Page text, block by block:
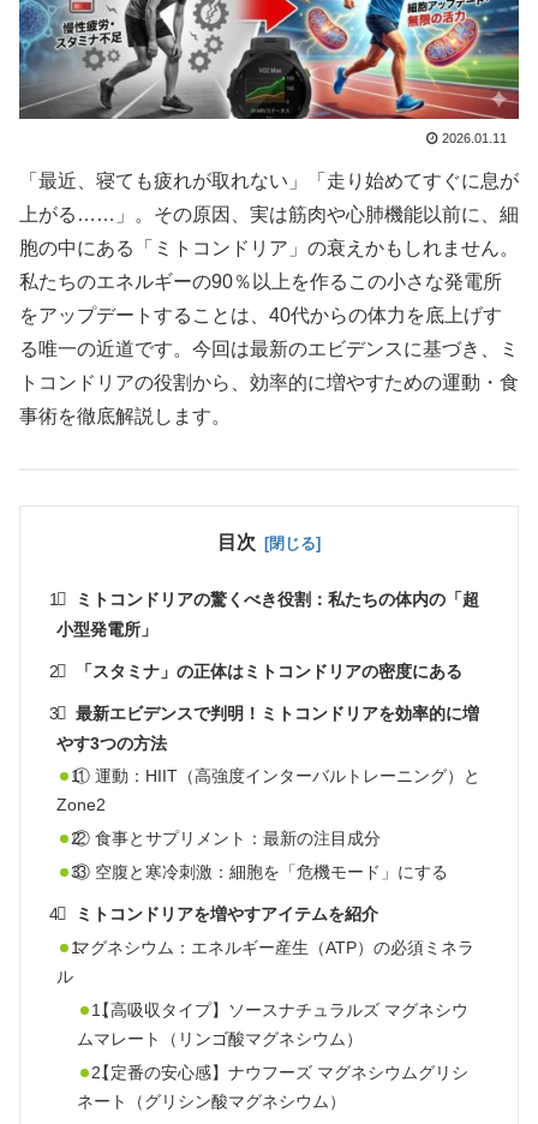
2026.01.11
「最近、寝ても疲れが取れない」「走り始めてすぐに息が
上がる……」。その原因、実は筋肉や心肺機能以前に、細
胞の中にある「ミトコンドリア」の衰えかもしれません。
私たちのエネルギーの90％以上を作るこの小さな発電所
をアップデートすることは、40代からの体力を底上げす
る唯一の近道です。今回は最新のエビデンスに基づき、ミ
トコンドリアの役割から、効率的に増やすための運動・食
事術を徹底解説します。
目次
ミトコンドリアの驚くべき役割：私たちの体内の「超
小型発電所」
「スタミナ」の正体はミトコンドリアの密度にある
最新エビデンスで判明！ミトコンドリアを効率的に増
やす3つの方法
① 運動：HIIT（高強度インターバルトレーニング）と
Zone2
② 食事とサプリメント：最新の注目成分
③ 空腹と寒冷刺激：細胞を「危機モード」にする
ミトコンドリアを増やすアイテムを紹介
マグネシウム：エネルギー産生（ATP）の必須ミネラ
ル
【高吸収タイプ】ソースナチュラルズ マグネシウ
ムマレート（リンゴ酸マグネシウム）
【定番の安心感】ナウフーズ マグネシウムグリシ
ネート（グリシン酸マグネシウム）